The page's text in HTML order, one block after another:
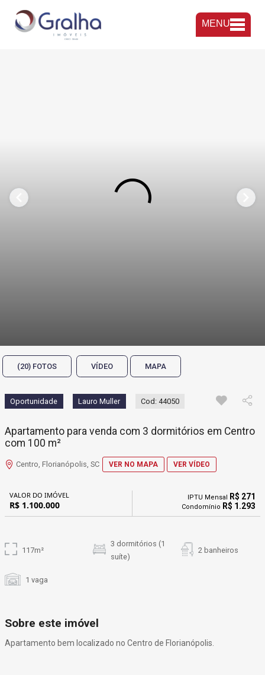
MENU
(20) FOTOS VÍDEO MAPA
Oportunidade Lauro Muller Cod: 44050
Apartamento para venda com 3 dormitórios em Centro
com 100 m²
Centro, Florianópolis, SC VER NO MAPA VER VÍDEO
VALOR DO IMÓVEL
R$ 1.100.000
IPTU Mensal R$ 271
Condomínio R$ 1.293
117m²
3 dormitórios (1
suíte)
2 banheiros
1 vaga
Sobre este imóvel
Apartamento bem localizado no Centro de Florianópolis.